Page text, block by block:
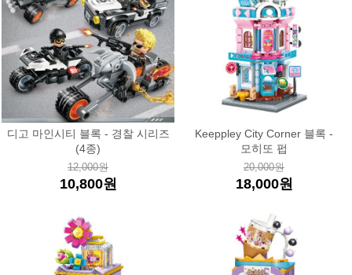
디고 마인시티 블록 - 경찰 시리즈
(4종)
12,000원
10,800원
Keeppley City Corner 블록 -
모히또 펍
20,000원
18,000원